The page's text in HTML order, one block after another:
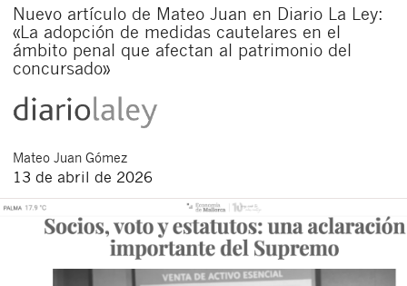
Nuevo artículo de Mateo Juan en Diario La Ley:
«La adopción de medidas cautelares en el
ámbito penal que afectan al patrimonio del
concursado»
Mateo Juan Gómez
13 de abril de 2026